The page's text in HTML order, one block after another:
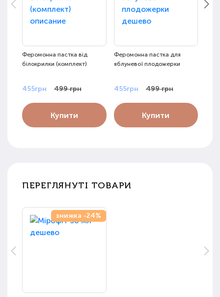
Феромонна пастка від
білокрилки (комплект)
455грн 499 грн
Купити
Феромонна пастка для
яблуневої плодожерки
455грн 499 грн
Купити
ПЕРЕГЛЯНУТІ ТОВАРИ
знижка -24%